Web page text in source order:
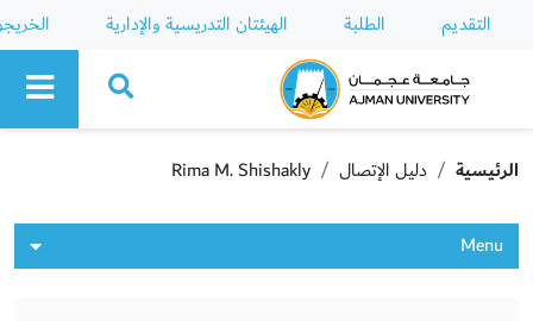
التقديم الطلبة الهيئتان التدريسية والإدارية
Ajman University
الرئيسية دليل الإتصال Rima M. Shishakly
Menu